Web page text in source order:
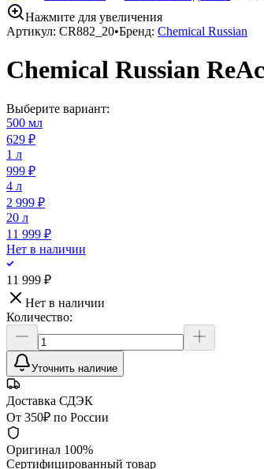
Нажмите для увеличения
Артикул: CR882_20•Бренд: Chemical Russian
Chemical Russian
Выберите вариант:
500 мл
629 ₽
1 л
999 ₽
4 л
2 999 ₽
20 л
11 999 ₽
Нет в наличии
11 999 ₽
Нет в наличии
Количество:
Уточнить наличие
Доставка СДЭК
От 350₽ по России
Оригинал 100%
Сертифицированный товар